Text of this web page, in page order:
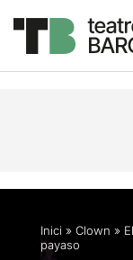
Descripció
Inici » Clown »
payaso